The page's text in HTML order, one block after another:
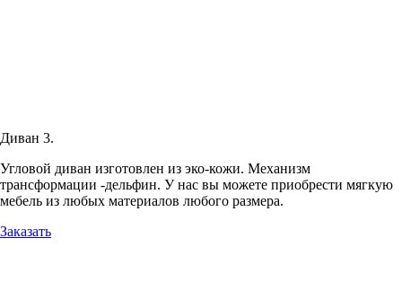
Диван 3.
Угловой диван изготовлен из эко-кожи. Механизм
трансформации -дельфин. У нас вы можете приобрести мягкую
мебель из любых материалов любого размера.
Заказать